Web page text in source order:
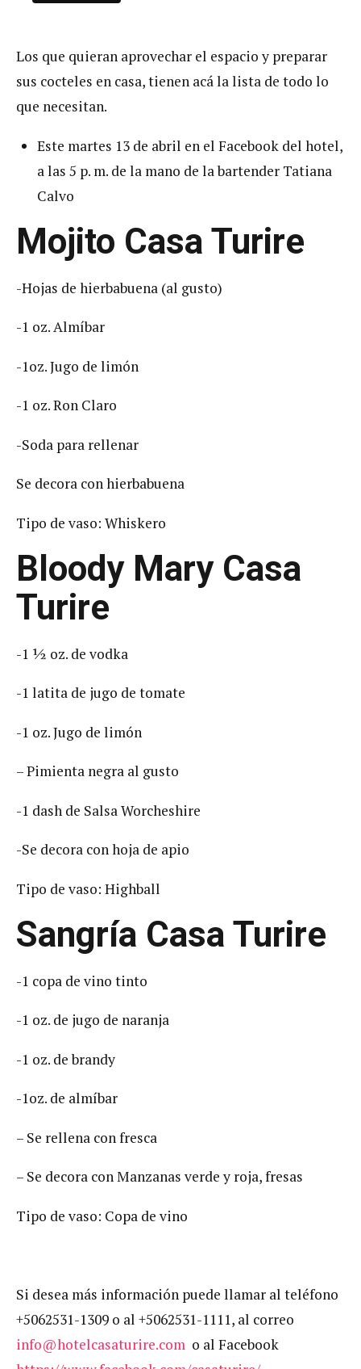
Los que quieran aprovechar el espacio y preparar
sus cocteles en casa, tienen acá la lista de todo lo
que necesitan.
Este martes 13 de abril en el Facebook del hotel,
a las 5 p. m. de la mano de la bartender Tatiana
Calvo
Mojito Casa Turire
-Hojas de hierbabuena (al gusto)
-1 oz. Almíbar
-1oz. Jugo de limón
-1 oz. Ron Claro
-Soda para rellenar
Se decora con hierbabuena
Tipo de vaso: Whiskero
Bloody Mary Casa
Turire
-1 ½ oz. de vodka
-1 latita de jugo de tomate
-1 oz. Jugo de limón
– Pimienta negra al gusto
-1 dash de Salsa Worcheshire
-Se decora con hoja de apio
Tipo de vaso: Highball
Sangría Casa Turire
-1 copa de vino tinto
-1 oz. de jugo de naranja
-1 oz. de brandy
-1oz. de almíbar
– Se rellena con fresca
– Se decora con Manzanas verde y roja, fresas
Tipo de vaso: Copa de vino
Si desea más información puede llamar al teléfono
+5062531-1309 o al +5062531-1111, al correo
info@hotelcasaturire.com o al Facebook